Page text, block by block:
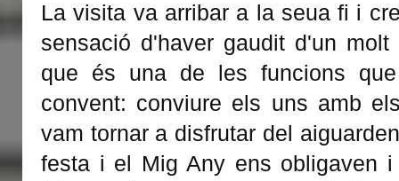
La visita va arribar a la seua fi i
sensació d'haver gaudit d'un
que és una de les funcions
convent: conviure els uns amb
vam tornar a disfrutar del
festa i el Mig Any ens obligaven